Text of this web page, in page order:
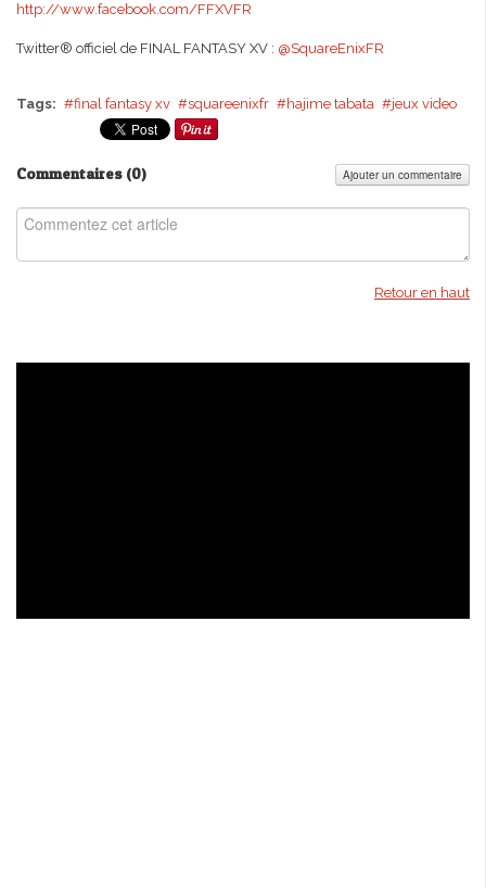
http://www.facebook.com/FFXVFR
Twitter® officiel de FINAL FANTASY XV : @SquareEnixFR
Tags: final fantasy xv squareenixfr hajime tabata jeux video
Commentaires (0) Ajouter un commentaire
Retour en haut